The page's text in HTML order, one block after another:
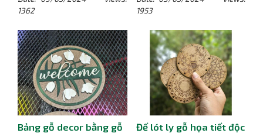
cao và có khả năng chịu lực
một đối tác đáng tin cậy
trong việc hoàn thành các
nhiệm vụ hàng ngày.[Chi
tiết]
1362
nhanh chóng và dễ dàng, mà
làm việc sang trọng và độc
đáo. Sự kết hợp giữa tính
chất hiện đại của công nghệ
và vẻ đẹp tự nhiên của gỗ
mang lại một trải nghiệm
tuyệt vời cho người sử
dụng.[Chi tiết]
1953
Bảng gỗ decor bằng gỗ
Đế lót ly gỗ họa tiết độc